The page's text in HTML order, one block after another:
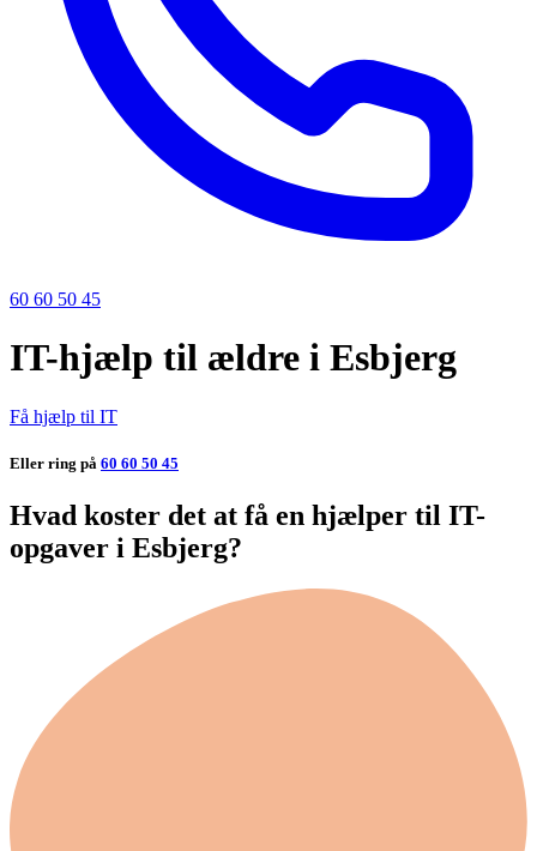
60 60 50 45
IT-hjælp til ældre i Esbjerg
Få hjælp til IT
Eller ring på 60 60 50 45
Hvad koster det at få en hjælper til IT-
opgaver i Esbjerg?